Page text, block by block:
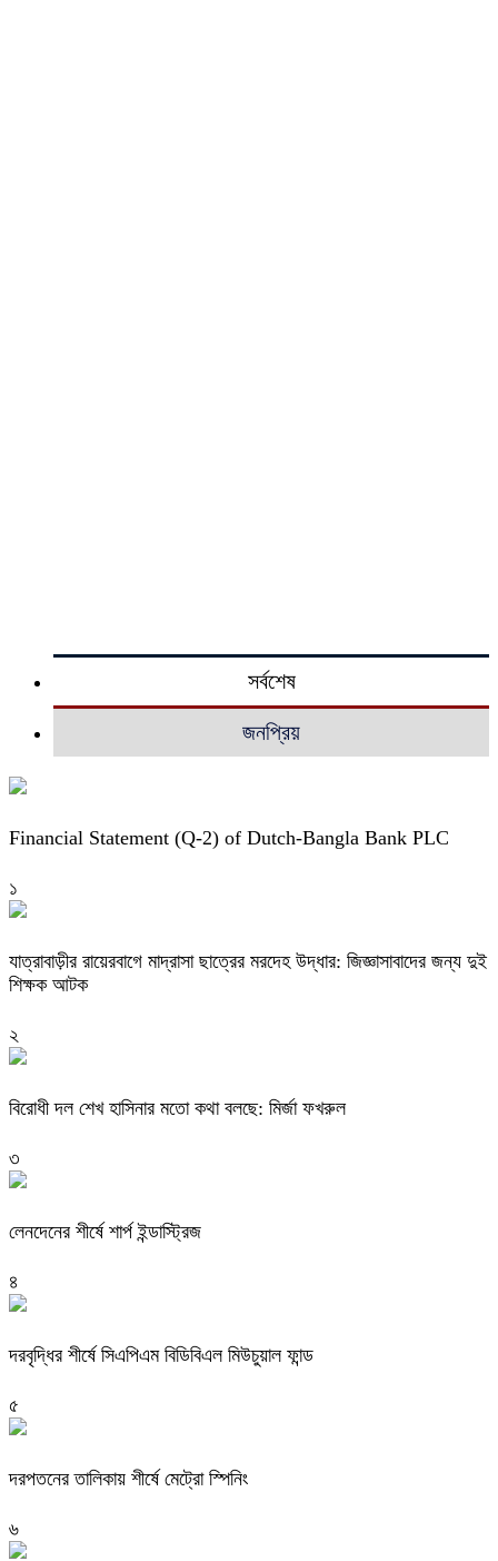
সর্বশেষ
জনপ্রিয়
Financial Statement (Q-2) of Dutch-Bangla Bank PLC
১
যাত্রাবাড়ীর রায়েরবাগে মাদ্রাসা ছাত্রের মরদেহ উদ্ধার: জিজ্ঞাসাবাদের জন্য দুই
শিক্ষক আটক
২
বিরোধী দল শেখ হাসিনার মতো কথা বলছে: মির্জা ফখরুল
৩
লেনদেনের শীর্ষে শার্প ইন্ডাস্ট্রিজ
৪
দরবৃদ্ধির শীর্ষে সিএপিএম বিডিবিএল মিউচুয়াল ফান্ড
৫
দরপতনের তালিকায় শীর্ষে মেট্রো স্পিনিং
৬